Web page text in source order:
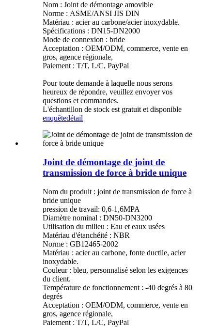
Nom : Joint de démontage amovible
Norme : ASME/ANSI JIS DIN
Matériau : acier au carbone/acier inoxydable.
Spécifications : DN15-DN2000
Mode de connexion : bride
Acceptation : OEM/ODM, commerce, vente en
gros, agence régionale,
Paiement : T/T, L/C, PayPal
Pour toute demande à laquelle nous serons
heureux de répondre, veuillez envoyer vos
questions et commandes.
L'échantillon de stock est gratuit et disponible
enquêtedétail
Joint de démontage de joint de
transmission de force à bride unique
Nom du produit : joint de transmission de force à
bride unique
pression de travail: 0,6-1,6MPA
Diamètre nominal : DN50-DN3200
Utilisation du milieu : Eau et eaux usées
Matériau d'étanchéité : NBR
Norme : GB12465-2002
Matériau : acier au carbone, fonte ductile, acier
inoxydable.
Couleur : bleu, personnalisé selon les exigences
du client.
Température de fonctionnement : -40 degrés à 80
degrés
Acceptation : OEM/ODM, commerce, vente en
gros, agence régionale,
Paiement : T/T, L/C, PayPal